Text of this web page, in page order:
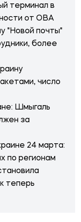
терминал в
от ОВА
"Новой почты"
более
число
Шмыгаль
за
24 марта:
по регионам
теперь